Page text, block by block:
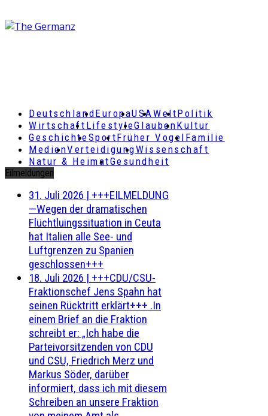
DeutschlandEuropaUSAWeltPolitik
Wirtschaft LifestyleGlaubenKultur
GeschichteSportFrüher Vogel Familie
MedienVerteidigungWissenschaft
Natur & HeimatGesundheit
Eilmeldungen
31. Juli 2026 | +++EILMELDUNG
—Wegen der dramatischen
Flüchtluingssituation in Ceuta
hat Italien alle See- und
Luftgrenzen zu Spanien
geschlossen+++
18. Juli 2026 | +++CDU/CSU-
Fraktionschef Jens Spahn hat
seinen Rücktritt erklärt+++ .In
einem Brief an die Fraktion
schreibt er: „Ich habe die
Parteivorsitzenden von CDU
und CSU, Friedrich Merz und
Markus Söder, darüber
informiert, dass ich mit diesem
Schreiben an unsere Fraktion